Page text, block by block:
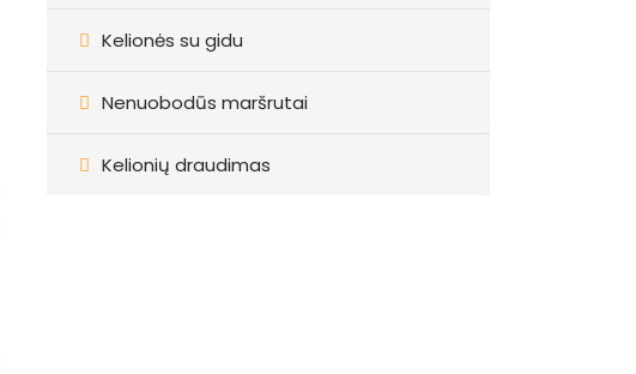
Kelionės su gidu
Nenuobodūs maršrutai
Kelionių draudimas